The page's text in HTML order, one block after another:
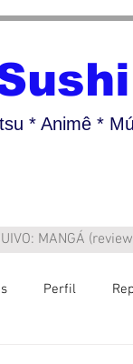
* Animê *
MANGÁ
Perfil